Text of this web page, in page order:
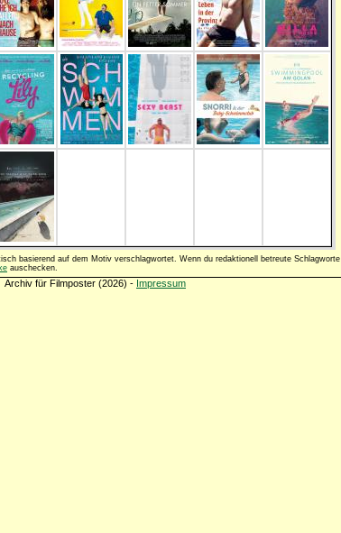
basierend auf dem Motiv verschlagwortet. Wenn du redaktionell betreute Schlagworte
auschecken.
Archiv für Filmposter (2026) - Impressum